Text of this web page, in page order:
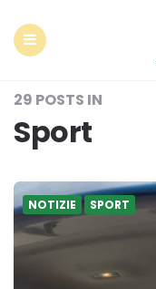
29 POSTS IN
Sport
NOTIZIE SPORT